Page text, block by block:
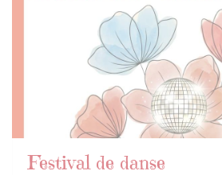
Festival de danse